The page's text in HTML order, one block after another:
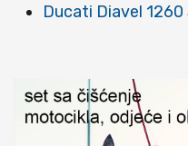
Ducati Diavel 1260